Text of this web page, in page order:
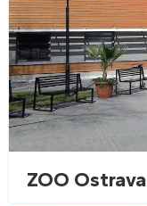
ZOO Ostrava